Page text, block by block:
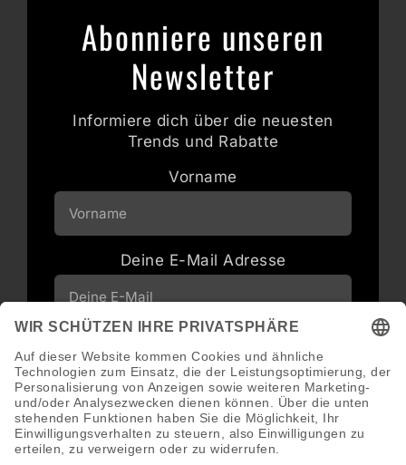
Abonniere unseren
Newsletter
Informiere dich über die neuesten
Trends und Rabatte
Vorname
Deine E-Mail Adresse
erhalten
Abonnieren
Abmeldung jederzeit möglich.